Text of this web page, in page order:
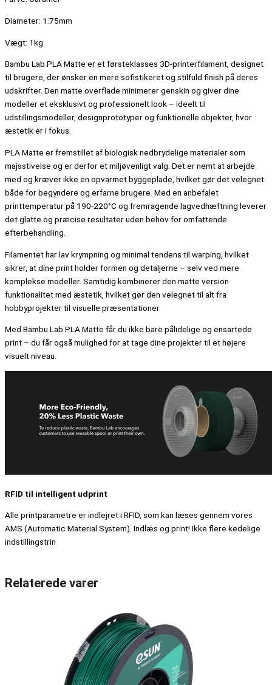
Diameter: 1.75mm
Vægt: 1kg
Bambu Lab PLA Matte er et førsteklasses 3D-printerfilament, designet
til brugere, der ønsker en mere sofistikeret og stilfuld finish på deres
udskrifter. Den matte overflade minimerer genskin og giver dine
modeller et eksklusivt og professionelt look – ideelt til
udstillingsmodeller, designprototyper og funktionelle objekter, hvor
æstetik er i fokus.
PLA Matte er fremstillet af biologisk nedbrydelige materialer som
majsstivelse og er derfor et miljøvenligt valg. Det er nemt at arbejde
med og kræver ikke en opvarmet byggeplade, hvilket gør det velegnet
både for begyndere og erfarne brugere. Med en anbefalet
printtemperatur på 190-220°C og fremragende lagvedhæftning leverer
det glatte og præcise resultater uden behov for omfattende
efterbehandling.
Filamentet har lav krympning og minimal tendens til warping, hvilket
sikrer, at dine print holder formen og detaljerne – selv ved mere
komplekse modeller. Samtidig kombinerer den matte version
funktionalitet med æstetik, hvilket gør den velegnet til alt fra
hobbyprojekter til visuelle præsentationer.
Med Bambu Lab PLA Matte får du ikke bare pålidelige og ensartede
print – du får også mulighed for at tage dine projekter til et højere
visuelt niveau.
RFID til intelligent udprint
Alle printparametre er indlejret i RFID, som kan læses gennem vores
AMS (Automatic Material System). Indlæs og print! Ikke flere kedelige
indstillingstrin
Relaterede varer